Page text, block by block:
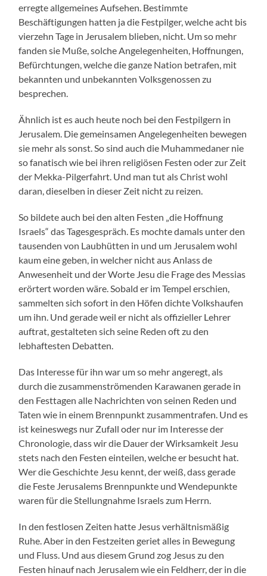
erregte allgemeines Aufsehen. Bestimmte
Beschäftigungen hatten ja die Festpilger, welche acht bis
vierzehn Tage in Jerusalem blieben, nicht. Um so mehr
fanden sie Muße, solche Angelegenheiten, Hoffnungen,
Befürchtungen, welche die ganze Nation betrafen, mit
bekannten und unbekannten Volksgenossen zu
besprechen.
Ähnlich ist es auch heute noch bei den Festpilgern in
Jerusalem. Die gemeinsamen Angelegenheiten bewegen
sie mehr als sonst. So sind auch die Muhammedaner nie
so fanatisch wie bei ihren religiösen Festen oder zur Zeit
der Mekka-Pilgerfahrt. Und man tut als Christ wohl
daran, dieselben in dieser Zeit nicht zu reizen.
So bildete auch bei den alten Festen „die Hoffnung
Israels“ das Tagesgespräch. Es mochte damals unter den
tausenden von Laubhütten in und um Jerusalem wohl
kaum eine geben, in welcher nicht aus Anlass de
Anwesenheit und der Worte Jesu die Frage des Messias
erörtert worden wäre. Sobald er im Tempel erschien,
sammelten sich sofort in den Höfen dichte Volkshaufen
um ihn. Und gerade weil er nicht als offizieller Lehrer
auftrat, gestalteten sich seine Reden oft zu den
lebhaftesten Debatten.
Das Interesse für ihn war um so mehr angeregt, als
durch die zusammenströmenden Karawanen gerade in
den Festtagen alle Nachrichten von seinen Reden und
Taten wie in einem Brennpunkt zusammentrafen. Und es
ist keineswegs nur Zufall oder nur im Interesse der
Chronologie, dass wir die Dauer der Wirksamkeit Jesu
stets nach den Festen einteilen, welche er besucht hat.
Wer die Geschichte Jesu kennt, der weiß, dass gerade
die Feste Jerusalems Brennpunkte und Wendepunkte
waren für die Stellungnahme Israels zum Herrn.
In den festlosen Zeiten hatte Jesus verhältnismäßig
Ruhe. Aber in den Festzeiten geriet alles in Bewegung
und Fluss. Und aus diesem Grund zog Jesus zu den
Festen hinauf nach Jerusalem wie ein Feldherr, der in die